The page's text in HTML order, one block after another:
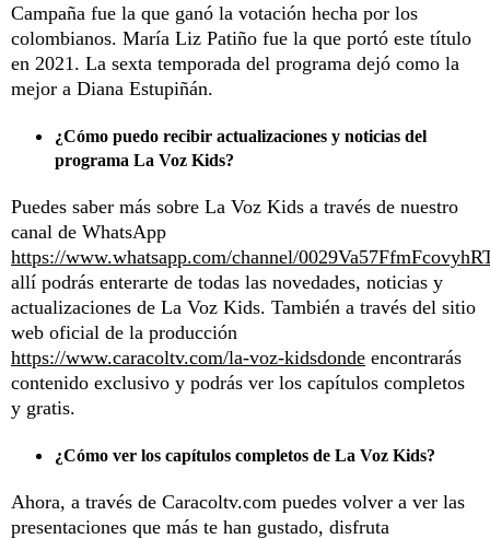
Campaña fue la que ganó la votación hecha por los
colombianos. María Liz Patiño fue la que portó este título
en 2021. La sexta temporada del programa dejó como la
mejor a Diana Estupiñán.
¿Cómo puedo recibir actualizaciones y noticias del
programa La Voz Kids?
Puedes saber más sobre La Voz Kids a través de nuestro
canal de WhatsApp
https://www.whatsapp.com/channel/
allí podrás enterarte de todas las novedades, noticias y
actualizaciones de La Voz Kids. También a través del sitio
web oficial de la producción
https://www.caracoltv.com/la-voz-kidsdonde encontrarás
contenido exclusivo y podrás ver los capítulos completos
y gratis.
¿Cómo ver los capítulos completos de La Voz Kids?
Ahora, a través de Caracoltv.com puedes volver a ver las
presentaciones que más te han gustado, disfruta